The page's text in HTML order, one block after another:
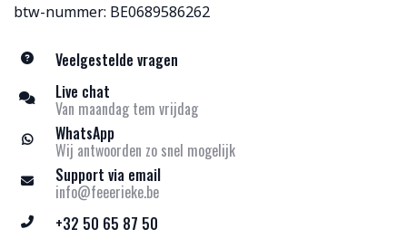
btw-nummer: BE0689586262
Veelgestelde vragen
Live chat
Van maandag tem vrijdag
WhatsApp
Wij antwoorden zo snel mogelijk
Support via email
info@feeerieke.be
+32 50 65 87 50